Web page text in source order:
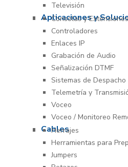
Televisión
Aplicaciones y
Consolas y
Controladores
Enlaces IP
Grabación de Audio
Señalización DTMF
Sistemas de Despacho
Telemetría y
Voceo
Voceo / Monitoreo
Cables
Herrajes
Herramientas para
Jumpers